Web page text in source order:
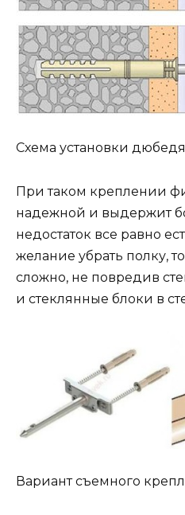
Схема установки
При таком креплении
надежной и выдержит
недостаток все равно
желание убрать полку,
сложно, не повредив
и стеклянные блоки в
Вариант съемного